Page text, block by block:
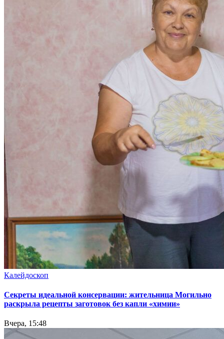
Калейдоскоп
Секреты идеальной консервации: жительница Могильно
раскрыла рецепты заготовок без капли «химии»
Вчера, 15:48